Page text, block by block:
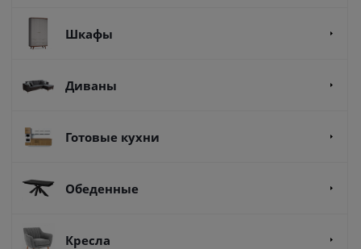
Шкафы
Диваны
Готовые кухни
Обеденные
Кресла